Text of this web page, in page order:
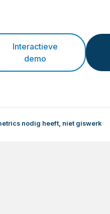
Interactieve
demo
nodig heeft, niet giswerk